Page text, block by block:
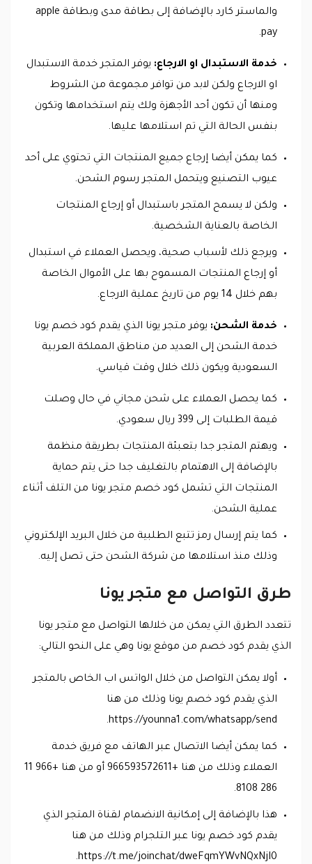
والماستر كارد بالإضافة إلى بطاقة مدى وبطاقة apple
pay.
خدمة الاستبدال او الارجاع: يوفر المتجر خدمة الاستبدال
او الارجاع ولكن لابد من توافر مجموعة من الشروط
ومنها أن تكون أحد الأجهزة ولك يتم استخدامها وتكون
بنفس الحالة التي تم استلامها عليها.
كما يمكن أيضا إرجاع جميع المنتجات التي تحتوي على أحد
عيوب التصنيع ويتحمل المتجر رسوم الشحن.
ولكن لا يسمح المتجر باستبدال أو إرجاع المنتجات
الخاصة بالعناية الشخصية.
ويرجع ذلك لأسباب صحية، ويحصل العملاء في استبدال
أو إرجاع المنتجات المسموح بها على الأموال الخاصة
بهم خلال 14 يوم من تاريخ عملية الارجاع.
خدمة الشحن: يوفر متجر يونا الذي يقدم كود خصم يونا
خدمة الشحن إلى العديد من مناطق المملكة العربية
السعودية ويكون ذلك خلال وقت قياسي.
كما يحصل العملاء على شحن مجاني في حال وصلت
قيمة الطلبات إلى 399 ريال سعودي.
ويهتم المتجر جدا بتعبئة المنتجات بطريقة منظمة
بالإضافة إلى الاهتمام بالتغليف جدا حتى يتم حماية
المنتجات التي تشمل كود خصم متجر يونا من التلف أثناء
عملية الشحن.
كما يتم إرسال رمز تتبع الطلبية من خلال البريد الإلكتروني
وذلك منذ استلامها من شركة الشحن حتى تصل إليه.
طرق التواصل مع متجر يونا
تتعدد الطرق التي يمكن من خلالها التواصل مع متجر يونا
الذي يقدم كود خصم من موقع يونا وهي على النحو التالي:
أولا يمكن التواصل من خلال الواتس اب الخاص بالمتجر
الذي يقدم كود خصم يونا وذلك من هنا
https://younna1.com/whatsapp/send.
كما يمكن أيضا الاتصال عبر الهاتف مع فريق خدمة
العملاء وذلك من هنا +966593572611 أو من هنا +966 11
286 8108.
هذا بالإضافة إلى إمكانية الانضمام لقناة المتجر الذي
يقدم كود خصم يونا عبر التلجرام وذلك من هنا
https://t.me/joinchat/dweFqmYWvNQxNjI0.